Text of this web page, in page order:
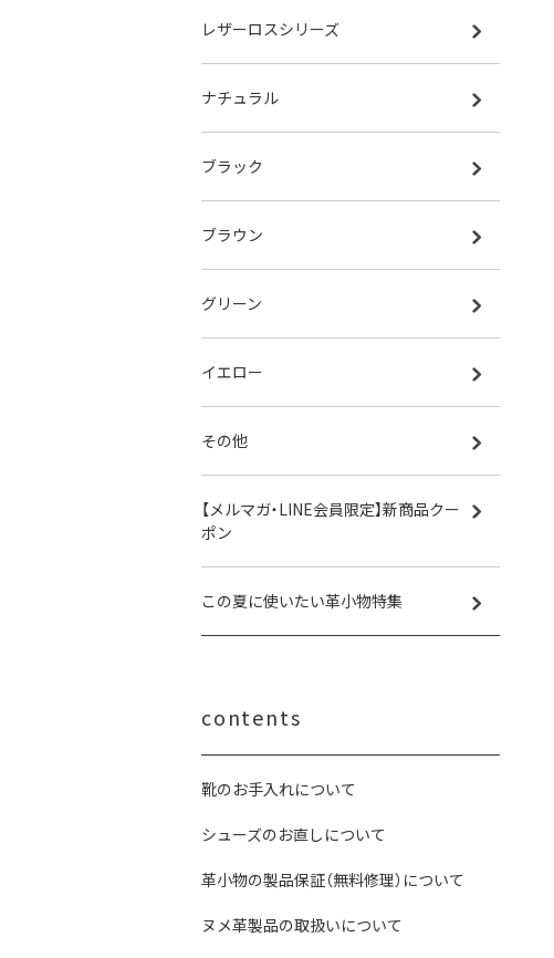
レザーロスシリーズ
ナチュラル
ブラック
ブラウン
グリーン
イエロー
その他
【メルマガ・LINE会員限定】新商品クー
ポン
この夏に使いたい革小物特集
contents
靴のお手入れについて
シューズのお直しについて
革小物の製品保証（無料修理）について
ヌメ革製品の取扱いについて